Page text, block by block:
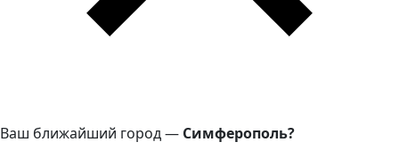
Ваш ближайший город — Симферополь?